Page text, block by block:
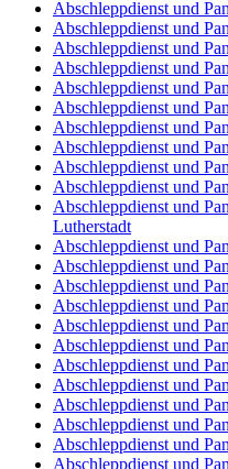
Abschleppdienst und
Abschleppdienst und
Abschleppdienst und
Abschleppdienst und
Abschleppdienst und
Abschleppdienst und
Abschleppdienst und
Abschleppdienst und
Abschleppdienst und
Abschleppdienst und
Abschleppdienst und
Lutherstadt
Abschleppdienst und
Abschleppdienst und
Abschleppdienst und
Abschleppdienst und
Abschleppdienst und
Abschleppdienst und
Abschleppdienst und
Abschleppdienst und
Abschleppdienst und
Abschleppdienst und
Abschleppdienst und
Abschleppdienst und